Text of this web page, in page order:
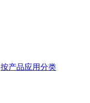
按产品应用分类